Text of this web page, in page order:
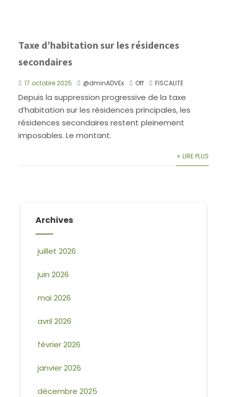
Taxe d’habitation sur les résidences
secondaires
17 octobre 2025 @dminADVEx Off FISCALITE
Depuis la suppression progressive de la taxe
d’habitation sur les résidences principales, les
résidences secondaires restent pleinement
imposables. Le montant.
+ LIRE PLUS
Archives
juillet 2026
juin 2026
mai 2026
avril 2026
février 2026
janvier 2026
décembre 2025